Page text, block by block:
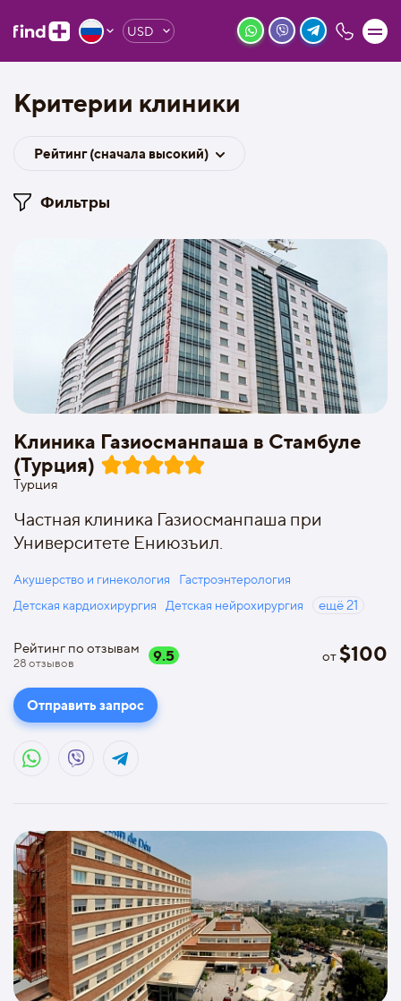
USD
Критерии клиники
Рейтинг (сначала высокий)
Фильтры
Клиника Газиосманпаша в Стамбуле
(Турция)
Турция
Частная клиника Газиосманпаша при
Университете Ениюзъил.
Акушерство и гинекология
Гастроэнтерология
Детская кардиохирургия
Детская нейрохирургия ещё21
Рейтинг по отзывам
28отзывов 9.5 от$100
Отправить запрос